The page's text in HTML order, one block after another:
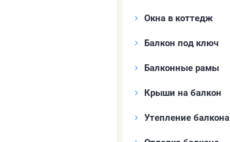
Окна в коттедж
Балкон под ключ
Балконные рамы
Крыши на балкон
Утепление балкона